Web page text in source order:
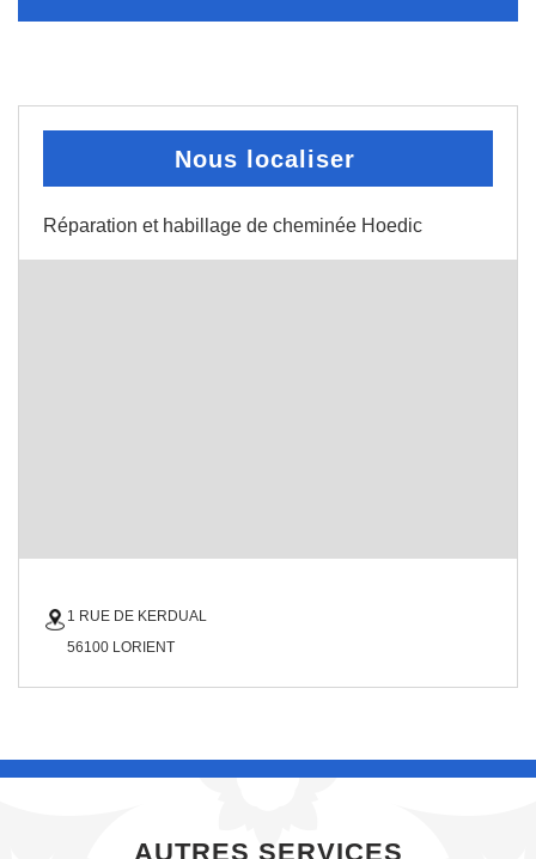
Nous localiser
Réparation et habillage de cheminée Hoedic
1 RUE DE KERDUAL
56100 LORIENT
AUTRES SERVICES